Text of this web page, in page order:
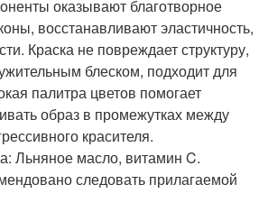
оказывают благотворное
восстанавливают эластичность,
Краска не повреждает структуру,
блеском, подходит для
палитра цветов помогает
образ в промежутках между
красителя.
Льняное масло, витамин C.
следовать прилагаемой